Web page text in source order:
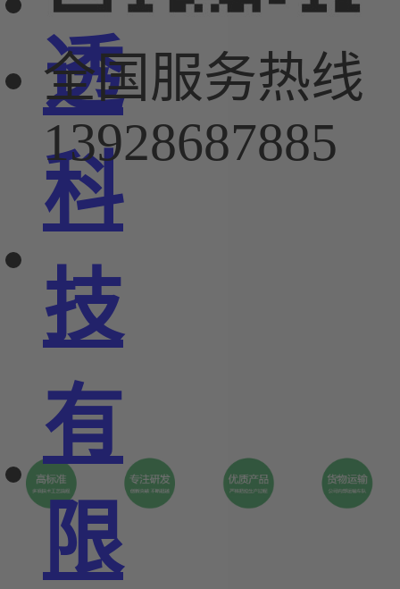
透
科
技
有
限
全国服务热线
13928687885